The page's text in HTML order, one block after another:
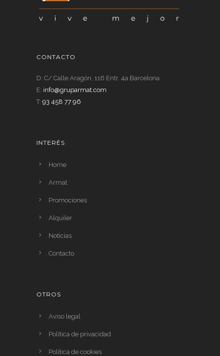
CONTACTO
D: C/ Calle Aragón, 116 Entr. 4a Barcelona
E: info@gruparmat.com
T: 93 458 77 96
INTERÉS
Home
Armat
Promociones
Alquiler
Noticias
Contacto
OTROS
Aviso legal
Política de privacidad
Política de cookies